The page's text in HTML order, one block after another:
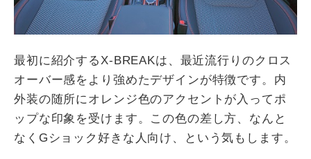
最初に紹介するX-BREAKは、最近流行りのクロス
オーバー感をより強めたデザインが特徴です。内
外装の随所にオレンジ色のアクセントが入ってポ
ップな印象を受けます。この色の差し方、なんと
なくGショック好きな人向け、という気もします。